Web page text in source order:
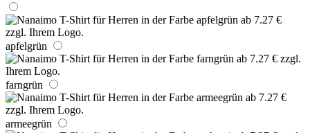
apfelgrün
farngrün
armeegrün